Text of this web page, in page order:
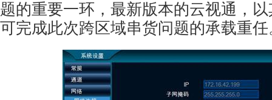
题的重要一环，最新版本的云视通，
可完成此次跨区域串货问题的承载重